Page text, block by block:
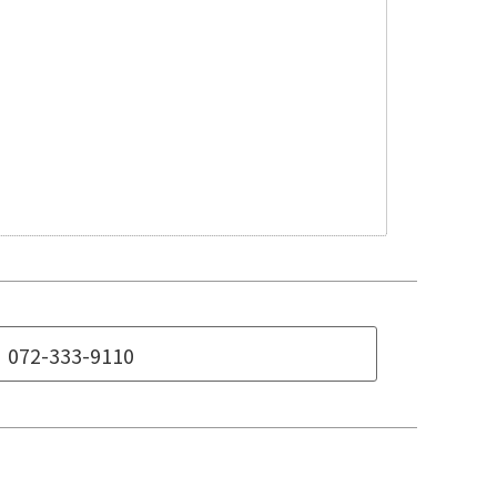
072-333-9110